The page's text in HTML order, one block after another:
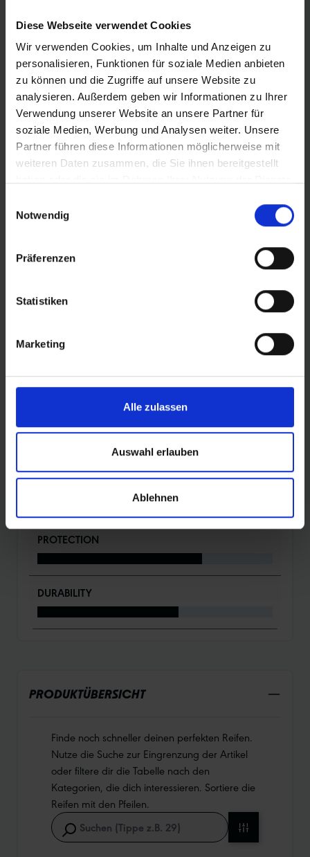
Diese Webseite verwendet Cookies
Wir verwenden Cookies, um Inhalte und Anzeigen zu
personalisieren, Funktionen für soziale Medien anbieten
zu können und die Zugriffe auf unsere Website zu
analysieren. Außerdem geben wir Informationen zu Ihrer
Verwendung unserer Website an unsere Partner für
soziale Medien, Werbung und Analysen weiter. Unsere
Partner führen diese Informationen möglicherweise mit
weiteren Daten zusammen, die Sie ihnen bereitgestellt
Notwendig
Präferenzen
Statistiken
Marketing
Alle zulassen
Auswahl erlauben
Ablehnen
PRODUKTINFORMATIONEN
Tacky Chan ist der schnellste Downhill-Reifen der Welt:
Maximaler Kurven-Grip und maximale Bremstraktion –
bei optimalem Rollwiderstand und absoluter Freiheit in
der Linienwahl. 17 Worldcup-Siege in zwei Jahren mit
dem Tacky Chan sowie Amaury Pierrons Overall-Sieg
2022 unterstreichen das.
Der Tacky Chan in der TRAIL-Version ist etwas leichter
als die Gravity-Variante, im Gegenzug nimmst du kleine
glänzt mit besonders gutem Preis-Leistungs-Verhältnis.
Du bekommst das gleiche Soft-Compound wie bei den
besonders bei häufigen Besuchen im Trail- oder
DETAILS / PRODUKTDATEN
BEWERTUNGEN
PROTECTION
DURABILITY
PRODUKTÜBERSICHT
Finde noch schneller deinen perfekten Reifen.
Nutze die Suche zur Eingrenzung der Artikel
oder filtere dir die Tabelle nach den
Kategorien, die dich interessieren. Sortiere die
Reifen mit den Pfeilen.